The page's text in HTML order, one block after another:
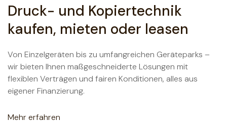
Druck- und Kopiertechnik
kaufen, mieten oder leasen
Von Einzelgeräten bis zu umfangreichen Geräteparks –
wir bieten Ihnen maßgeschneiderte Lösungen mit
flexiblen Verträgen und fairen Konditionen, alles aus
eigener Finanzierung.
Mehr erfahren